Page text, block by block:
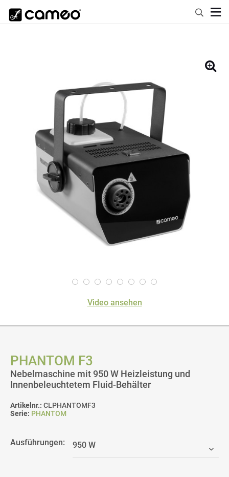
Video ansehen
PHANTOM F3
Nebelmaschine mit 950 W Heizleistung und
Innenbeleuchtetem Fluid-Behälter
Artikelnr.: CLPHANTOMF3
Serie: PHANTOM
Ausführungen: